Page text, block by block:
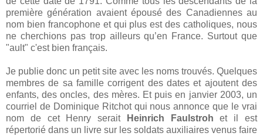
première génération avaient épousé des Canadiennes au
nom bien francophone et qui plus est des catholiques, nous
ne cherchions pas trop ailleurs qu’en France. Surtout que
"ault" c'est bien français.
Je publie donc un petit site avec les noms trouvés. Quelques
membres de sa famille corrigent des dates et ajoutent des
enfants, des oncles, des mères. Et puis en janvier 2003, un
courriel de Dominique Ritchot qui nous annonce que le vrai
nom de cet Henry serait
Heinrich Faulstroh et il est
répertorié dans un livre sur les soldats auxiliaires venus faire